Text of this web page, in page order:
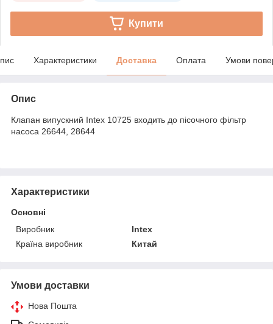
Купити
Характеристики Доставка Оплата Умови
Опис
Клапан випускний Intex 10725 входить до пісочного фільтр
насоса 26644, 28644
Характеристики
Основні
Виробник
Intex
Країна виробник
Китай
Умови доставки
Нова Пошта